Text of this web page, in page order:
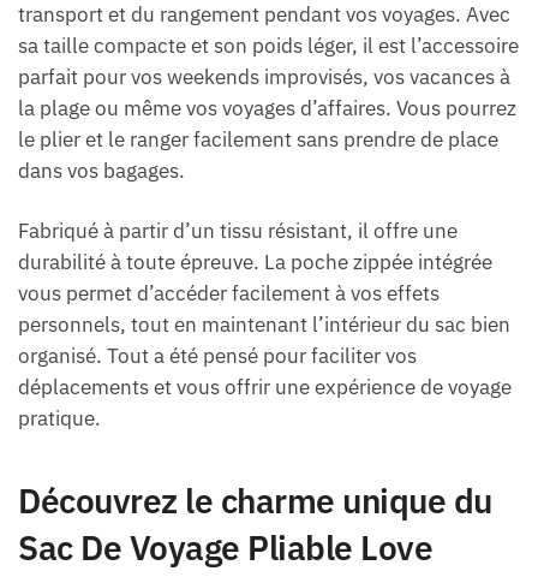
transport et du rangement pendant vos voyages. Avec
sa taille compacte et son poids léger, il est l’accessoire
parfait pour vos weekends improvisés, vos vacances à
la plage ou même vos voyages d’affaires. Vous pourrez
le plier et le ranger facilement sans prendre de place
dans vos bagages.
Fabriqué à partir d’un tissu résistant, il offre une
durabilité à toute épreuve. La poche zippée intégrée
vous permet d’accéder facilement à vos effets
personnels, tout en maintenant l’intérieur du sac bien
organisé. Tout a été pensé pour faciliter vos
déplacements et vous offrir une expérience de voyage
pratique.
Découvrez le charme unique du
Sac De Voyage Pliable Love